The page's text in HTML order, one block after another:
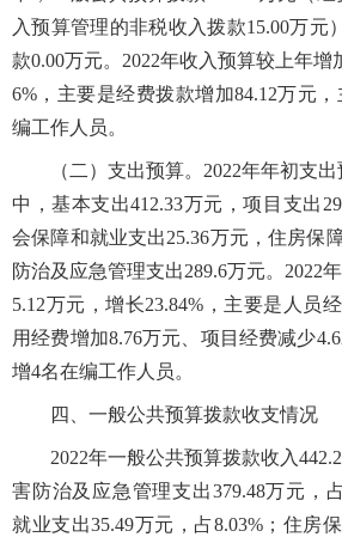
入预算管理的非税收入拨款15.00万元
款0.00万元。2022年收入预算较上年增
6%，主要是经费拨款增加84.12万元
编工作人员。
（二）支出预算。2022年年初支
中，基本支出412.33万元，项目支出
会保障和就业支出25.36万元，住房保
防治及应急管理支出289.6万元。2022
5.12万元，增长23.84%，主要是人员
用经费增加8.76万元、项目经费减少
增4名在编工作人员。
四、一般公共预算拨款收支情况
2022年一般公共预算拨款收入
害防治及应急管理支出379.48万元，
就业支出35.49万元，占8.03%；住房